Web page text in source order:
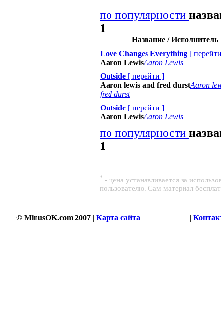
по популярности
1
Название / Исполнитель
Love Changes Everything [ перейти
Aaron LewisAaron Lewis
Outside [ перейти ]
Aaron lewis and fred durstAaron
fred durst
Outside [ перейти ]
Aaron LewisAaron Lewis
по популярности
1
* - цена устанавливается за
пользователю. Сам материал
© MinusOK.com 2007 | Карта сайта | |